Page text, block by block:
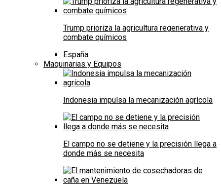
Trump prioriza la agricultura regenerativa y
combate químicos
España
Maquinarias y Equipos
Indonesia impulsa la mecanización agrícola
El campo no se detiene y la precisión llega a
donde más se necesita